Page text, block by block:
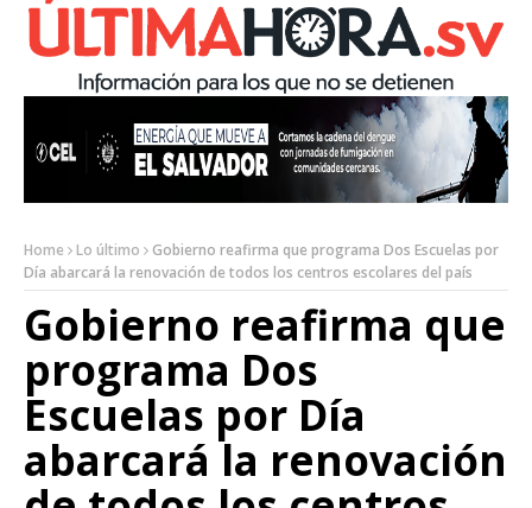
Home Lo último
Gobierno reafirma que programa Dos Escuelas por
Día abarcará la renovación de todos los centros escolares del país
Gobierno reafirma que
programa Dos
Escuelas por Día
abarcará la renovación